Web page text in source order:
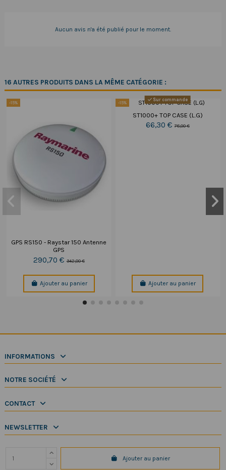
Ajouter au panier
Aucun avis n'a été publié pour le moment.
16 AUTRES PRODUITS DANS LA MÊME CATÉGORIE :
-15%
GPS RS150 - Raystar 150 Antenne
GPS
290,70 €342,00 €
Ajouter au panier
-15%
Sur commande
ST1000+ TOP CASE (L.G)
66,30 €78,00 €
Ajouter au panier
INFORMATIONS
NOTRE SOCIÉTÉ
CONTACT
NEWSLETTER
Copyright 2025 SeaElec.fr - Tous droits réservés